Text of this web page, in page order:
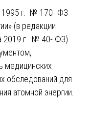
1995 г. № 170- ФЗ
(в редакции
2019 г. № 40- ФЗ)
медицинских
обследований для
атомной энергии.